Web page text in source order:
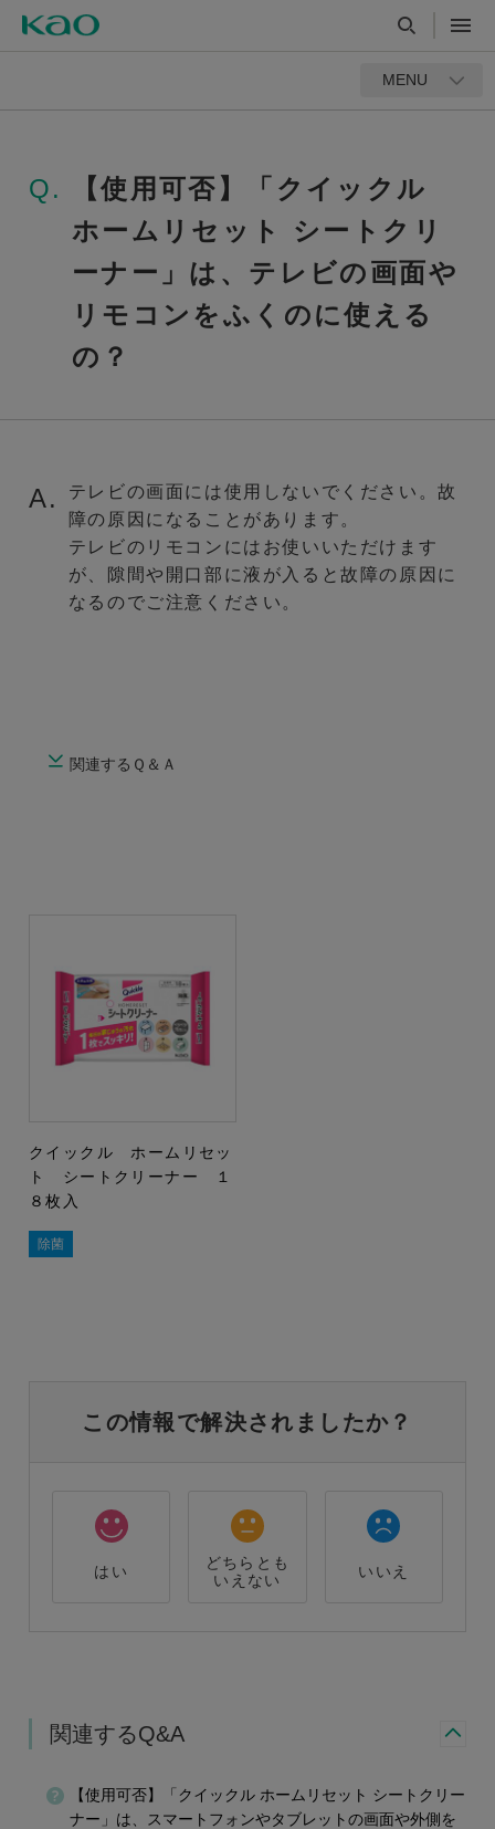
MENU
Q.
【使用可否】「クイックル
ホームリセット シートクリ
ーナー」は、テレビの画面や
リモコンをふくのに使える
の？
A.
テレビの画面には使用しないでください。故
障の原因になることがあります。
テレビのリモコンにはお使いいただけます
が、隙間や開口部に液が入ると故障の原因に
なるのでご注意ください。
関連するＱ＆Ａ
クイックル ホームリセッ
ト シートクリーナー １
８枚入
除菌
この情報で解決されましたか？
はい
どちらとも
いえない
いいえ
関連するQ&A
【使用可否】「クイックル ホームリセット シートクリー
ナー」は、スマートフォンやタブレットの画面や外側を